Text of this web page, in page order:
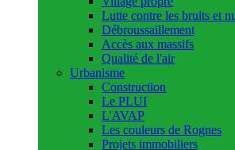
Lutte contre les bruits et
Débroussaillement
Accès aux massifs
Qualité de l'air
Urbanisme
Construction
Le PLUI
L'AVAP
Les couleurs de Rognes
Projets immobiliers